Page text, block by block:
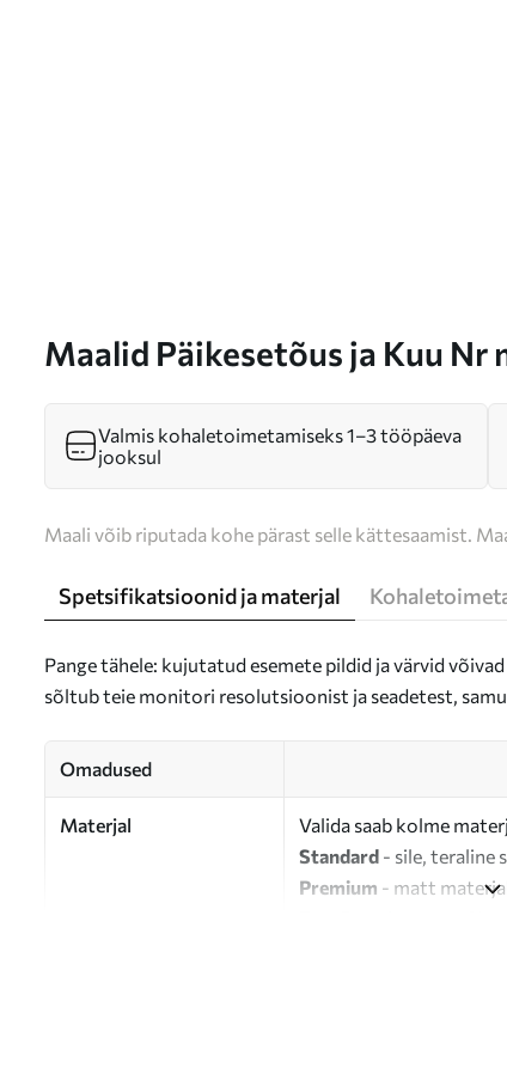
Maalid Päikesetõus ja Kuu Nr
Valmis kohaletoimetamiseks 1–3 tööpäeva
jooksul
Maali võib riputada kohe pärast selle kättesaamist.
Spetsifikatsioonid ja materjal
Pange tähele: kujutatud esemete pildid ja värvid
sõltub teie monitori resolutsioonist ja seadetest,
Omadused
Materjal
Valida saab kolme
Standard - sile, teraline
Premium - matt